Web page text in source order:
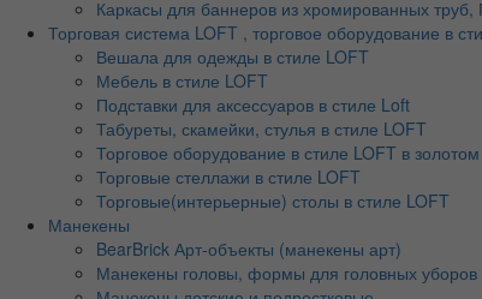
Каркасы для баннеров из хромированных труб,
Торговая система LOFT , торговое оборудование в
Вешала для одежды в стиле LOFT
Мебель в стиле LOFT
Подставки для аксессуаров в стиле Loft
Табуреты, скамейки, стулья в стиле LOFT
Торговое оборудование в стиле LOFT в
Торговые стеллажи в стиле LOFT
Торговые(интерьерные) столы в стиле LOFT
Манекены
BearBrick Арт-объекты (манекены арт)
Манекены головы, формы для головных уборов